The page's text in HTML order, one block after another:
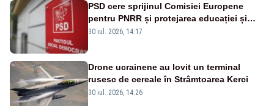
PSD cere sprijinul Comisiei Europene
pentru PNRR și protejarea educației și
sănătății
30 iul. 2026, 14:17
Drone ucrainene au lovit un terminal
rusesc de cereale în Strâmtoarea Kerci
30 iul. 2026, 14:26